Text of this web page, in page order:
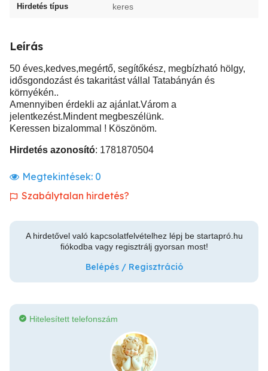
Hirdetés típus keres
Leírás
50 éves,kedves,megértő, segítőkész, megbízható hölgy,
idősgondozást és takaritást vállal Tatabányán és
környékén..
Amennyiben érdekli az ajánlat.Várom a
jelentkezést.Mindent megbeszélünk.
Keressen bizalommal ! Köszönöm.
Hirdetés azonosító: 1781870504
Megtekintések: 0
Szabálytalan hirdetés?
A hirdetővel való kapcsolatfelvételhez lépj be startapró.hu
fiókodba vagy regisztrálj gyorsan most!
Belépés / Regisztráció
Hitelesített telefonszám